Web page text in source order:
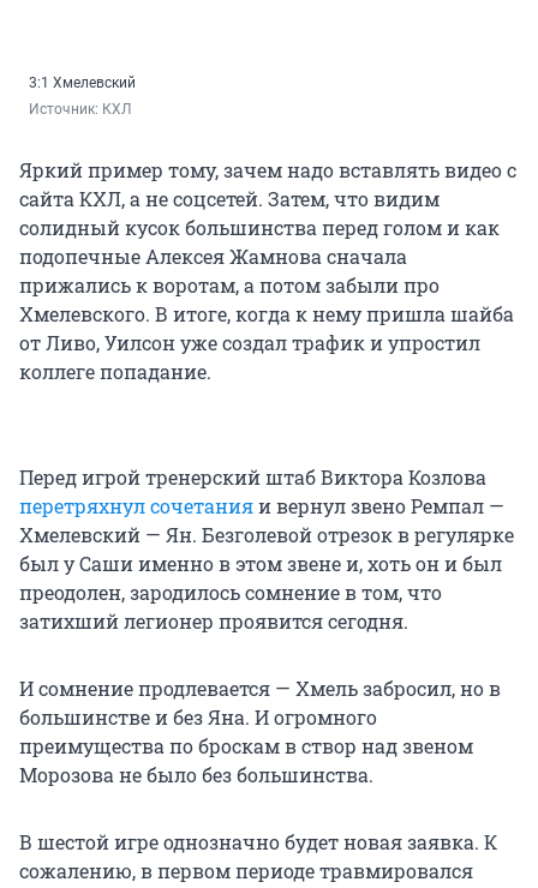
3:1 Хмелевский
Источник: КХЛ
Яркий пример тому, зачем надо вставлять видео с
сайта КХЛ, а не соцсетей. Затем, что видим
солидный кусок большинства перед голом и как
подопечные Алексея Жамнова сначала
прижались к воротам, а потом забыли про
Хмелевского. В итоге, когда к нему пришла шайба
от Ливо, Уилсон уже создал трафик и упростил
коллеге попадание.
Перед игрой тренерский штаб Виктора Козлова
перетряхнул сочетанияи вернул звено Ремпал —
Хмелевский — Ян. Безголевой отрезок в регулярке
был у Саши именно в этом звене и, хоть он и был
преодолен, зародилось сомнение в том, что
затихший легионер проявится сегодня.
И сомнение продлевается — Хмель забросил, но в
большинстве и без Яна. И огромного
преимущества по броскам в створ над звеном
Морозова не было без большинства.
В шестой игре однозначно будет новая заявка. К
сожалению, в первом периоде травмировался